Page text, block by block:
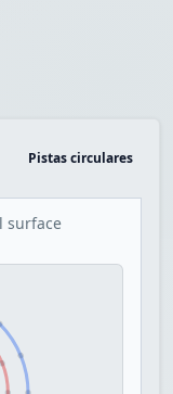
Pistas circulares
surface